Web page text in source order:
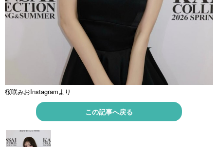
桜咲みおInstagramより
この記事へ戻る